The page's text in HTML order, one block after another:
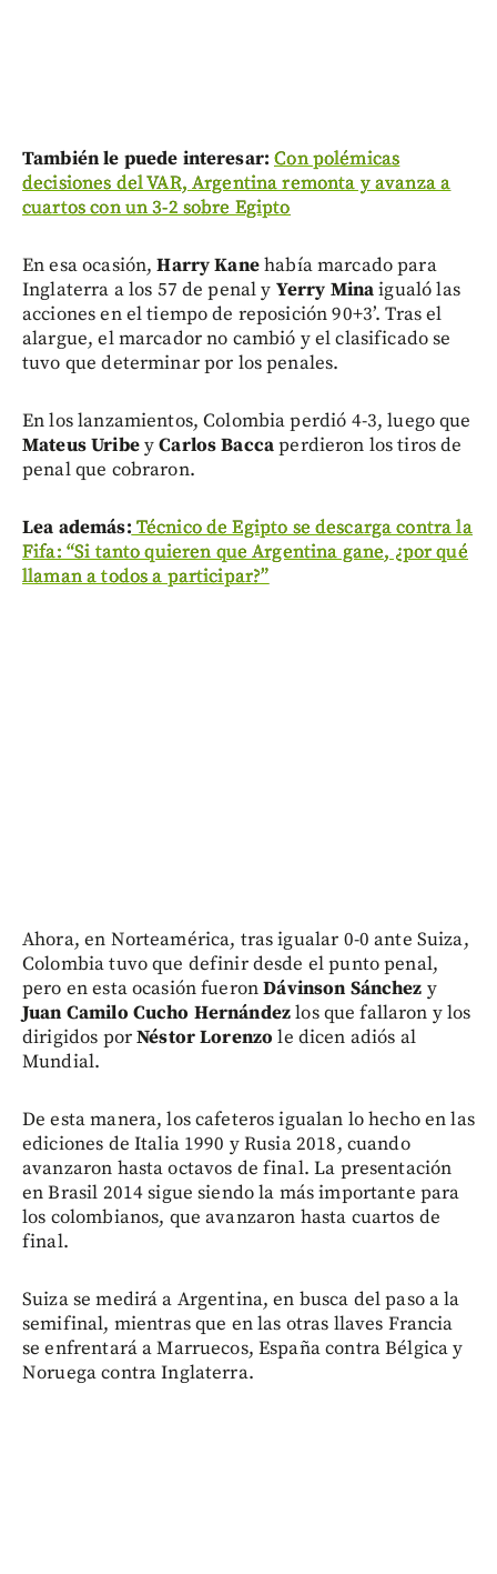
También le puede interesar:Con polémicas
decisiones del VAR, Argentina remonta y avanza a
cuartos con un 3-2 sobre Egipto
En esa ocasión, Harry Kanehabía marcado para
Inglaterra a los 57 de penal y Yerry Minaigualó las
acciones en el tiempo de reposición 90+3’. Tras el
alargue, el marcador no cambió y el clasificado se
tuvo que determinar por los penales.
En los lanzamientos, Colombia perdió 4-3, luego que
Mateus UribeyCarlos Baccaperdieron los tiros de
penal que cobraron.
Lea además: Técnico de Egipto se descarga contra la
Fifa: “Si tanto quieren que Argentina gane, ¿por qué
llaman a todos a participar?”
Ahora, en Norteamérica, tras igualar 0-0 ante Suiza,
Colombia tuvo que definir desde el punto penal,
pero en esta ocasión fueronDávinson Sánchez y
Juan Camilo Cucho Hernándezlos que fallaron y los
dirigidos porNéstor Lorenzo le dicen adiós al
Mundial.
De esta manera, los cafeteros igualan lo hecho en las
ediciones de Italia 1990 y Rusia 2018, cuando
avanzaron hasta octavos de final. La presentación
en Brasil 2014 sigue siendo la más importante para
los colombianos, que avanzaron hasta cuartos de
final.
Suiza se medirá a Argentina, en busca del paso a la
semifinal, mientras que en las otras llaves Francia
se enfrentará a Marruecos, España contra Bélgica y
Noruega contra Inglaterra.